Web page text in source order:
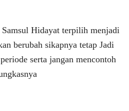
Hidayat terpilih menjadi
berubah sikapnya tetap Jadi
serta jangan mencontoh